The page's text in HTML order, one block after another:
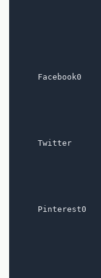
    Facebook0
    Twitter
    Pinterest0